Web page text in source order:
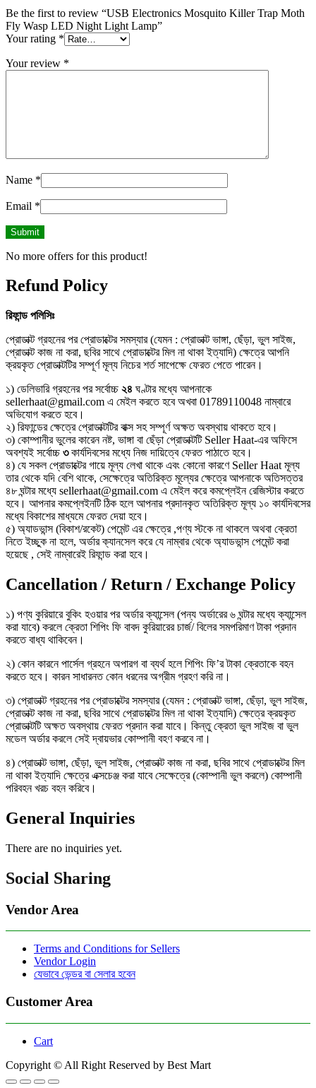
Be the first to review “USB Electronics Mosquito Killer Trap Moth
Fly Wasp LED Night Light Lamp”
Your rating *
Your review *
Name *
Email *
No more offers for this product!
Refund Policy
রিফান্ড পলিসিঃ
প্রোডাক্ট গ্রহনের পর প্রোডাক্টের সমস্যার (যেমন : প্রোডাক্ট ভাঙ্গা, ছেঁড়া, ভুল সাইজ,
প্রোডাক্ট কাজ না করা, ছবির সাথে প্রোডাক্টের মিল না থাকা ইত্যাদি) ক্ষেত্রে আপনি
ক্রয়কৃত প্রোডাক্টটির সম্পূর্ণ মূল্য নিচের শর্ত সাপেক্ষে ফেরত পেতে পারেন।
১) ডেলিভারি গ্রহনের পর সর্বোচ্চ ২৪ ঘণ্টার মধ্যে আপনাকে
sellerhaat@gmail.com এ মেইল করতে হবে অখবা 01789110048 নাম্বারে
অভিযোগ করতে হবে।
২) রিফান্ডের ক্ষেত্রে প্রোডাক্টটির বাক্স সহ সম্পূর্ণ অক্ষত অবস্থায় থাকতে হবে।
৩) কোম্পানীর ভুলের কারেন নষ্ট, ভাঙ্গা বা ছেঁড়া প্রোডাক্টটি Seller Haat-এর অফিসে
অবশ্যই সর্বোচ্চ ৩কার্যদিবসের মধ্যে নিজ দায়িত্বে ফেরত পাঠাতে হবে।
৪) যে সকল প্রোডাক্টের গায়ে মূল্য লেখা থাকে এবং কোনো কারণে Seller Haat মূল্য
তার থেকে যদি বেশি থাকে, সেক্ষেত্রে অতিরিক্ত মূল্যের ক্ষেত্রে আপনাকে অতিসত্তর
৪৮ ঘন্টার মধ্যে sellerhaat@gmail.com এ মেইল করে কমপ্লেইন রেজিস্টার করতে
হবে। আপনার কমপ্লেইনটি ঠিক হলে আপনার প্রদানকৃত অতিরিক্ত মূল্য ১০ কার্যদিবসের
মধ্যে বিকাশের মাধ্যমে ফেরত দেয়া হবে।
৫) অ্যাডভান্স (বিকাশ/রকেট) পেমেন্ট এর ক্ষেত্রে ,পণ্য স্টকে না থাকলে অথবা ক্রেতা
নিতে ইচ্ছুক না হলে, অর্ডার ক্যানসেল করে যে নাম্বার থেকে অ্যাডভান্স পেমেন্ট করা
হয়েছে , সেই নাম্বারেই রিফান্ড করা হবে।
Cancellation / Return / Exchange Policy
১) পণ্য কুরিয়ারে বুকিং হওয়ার পর অর্ডার ক্যান্সেল (পন্য অর্ডারের ৬ ঘন্টার মধ্যে ক্যান্সেল
করা যাবে) করলে ক্রেতা শিপিং ফি বাবদ কুরিয়ারের চার্জ/ বিলের সমপরিমাণ টাকা প্রদান
করতে বাধ্য থাকিবেন।
২) কোন কারনে পার্সেল গ্রহনে অপারগ বা ব্যর্থ হলে শিপিং ফি’র টাকা ক্রেতাকে বহন
করতে হবে। কারন সাধারনত কোন ধরনের অগ্রীম গ্রহণ করি না।
৩) প্রোডাক্ট গ্রহনের পর প্রোডাক্টের সমস্যার (যেমন : প্রোডাক্ট ভাঙ্গা, ছেঁড়া, ভুল সাইজ,
প্রোডাক্ট কাজ না করা, ছবির সাথে প্রোডাক্টের মিল না থাকা ইত্যাদি) ক্ষেত্রে ক্রয়কৃত
প্রোডাক্টটি অক্ষত অবস্থায় ফেরত প্রদান করা যাবে। কিন্তু ক্রেতা ভুল সাইজ বা ভুল
মডেল অর্ডার করলে সেই দ্বায়ভার কোম্পানী বহণ করবে না।
৪) প্রোডাক্ট ভাঙ্গা, ছেঁড়া, ভুল সাইজ, প্রোডাক্ট কাজ না করা, ছবির সাথে প্রোডাক্টের মিল
না থাকা ইত্যাদি ক্ষেত্রে এক্সচেঞ্জ করা যাবে সেক্ষেত্রে (কোম্পানী ভুল করলে) কোম্পানী
পরিবহন খরচ বহন করিবে।
General Inquiries
There are no inquiries yet.
Social Sharing
Vendor Area
Terms and Conditions for Sellers
Vendor Login
যেভাবে ভেন্ডর বা সেলার হবেন
Customer Area
Cart
Copyright © All Right Reserved by Best Mart